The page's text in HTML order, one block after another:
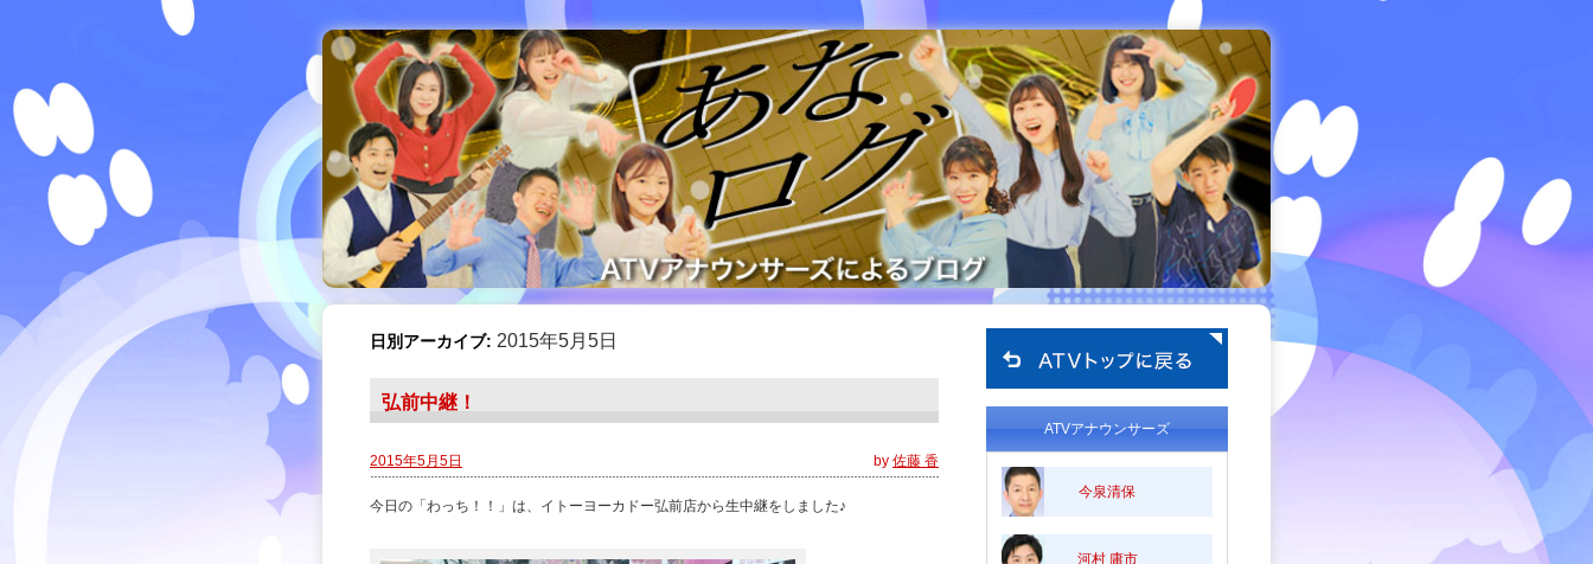
日別アーカイブ: 2015年5月5日
弘前中継！
2015年5月5日 by 佐藤 香
今日の「わっち！！」は、イトーヨーカドー弘前店から生中継をしました♪
ATVアナウンサーズ
今泉清保
河村 庸市